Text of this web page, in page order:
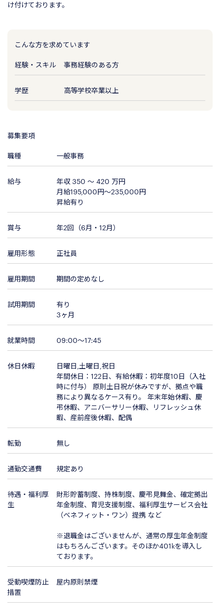
け付けております。
こんな方を求めています
経験・スキル 事務経験のある方
学歴 高等学校卒業以上
募集要項
職種 一般事務
給与
年収 350 〜 420 万円
月給195,000円～235,000円
昇給有り
賞与 年2回（6月・12月）
雇用形態 正社員
雇用期間 期間の定めなし
試用期間
有り
3ヶ月
就業時間 09:00～17:45
休日休暇
日曜日,土曜日,祝日
年間休日：122日、有給休暇：初年度10日（入社
時に付与） 原則土日祝が休みですが、拠点や職
務により異なるケース有り。 年末年始休暇、慶
弔休暇、アニバーサリー休暇、リフレッシュ休
暇、産前産後休暇、配偶
転勤 無し
通勤交通費 規定あり
待遇・福利厚
生
財形貯蓄制度、持株制度、慶弔見舞金、確定拠出
年金制度、育児支援制度、福利厚生サービス会社
（ベネフィット・ワン）提携 など
※退職金はございませんが、通常の厚生年金制度
はもちろんございます。そのほか401kを導入し
ております。
受動喫煙防止
措置
屋内原則禁煙